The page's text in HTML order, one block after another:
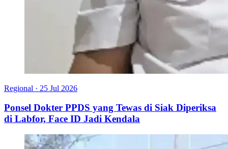
Regional · 25 Jul 2026
Ponsel Dokter PPDS yang Tewas di Siak Diperiksa
di Labfor, Face ID Jadi Kendala